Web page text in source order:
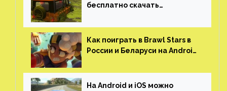
бесплатно скачать
открытым миром, прокачкой,
гонками и тюнингом машины
Как поиграть в Brawl Stars в
России и Беларуси на Android
На Android и iOS можно